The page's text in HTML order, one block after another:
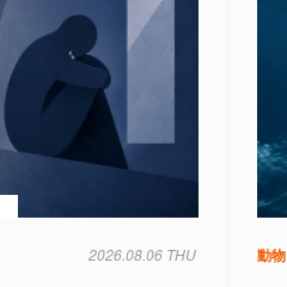
2026.08.06 THU 動物